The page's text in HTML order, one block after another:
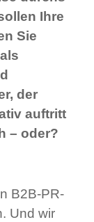
Ihre
Sie
der
auftritt
– oder?
B2B-PR-
Und wir